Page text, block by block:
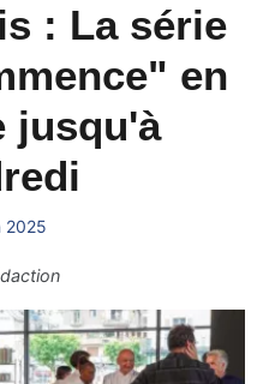
: La série
en
jusqu'à
2025